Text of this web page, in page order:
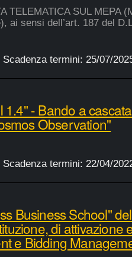
TELEMATICA SUL MEPA
ai sensi dell’art. 187 del
termini: 25/07/
1.4" - Bando a
Observation"
termini: 22/04/
Business School"
di attivazione
e Bidding